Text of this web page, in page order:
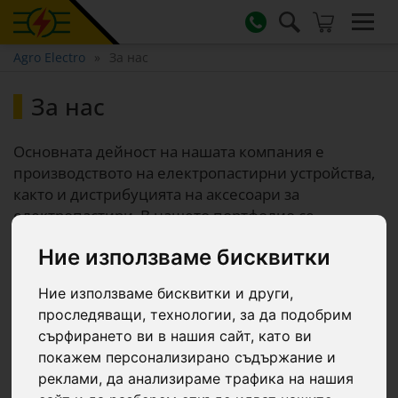
Ние използваме бисквитки
Ние използваме бисквитки и други,
проследяващи, технологии, за да подобрим
сърфирането ви в нашия сайт, като ви
покажем персонализирано съдържание и
реклами, да анализираме трафика на нашия
Agro Electro За нас
За нас
Основната дейност на нашата компания е
производството на електропастирни устройства,
както и дистрибуцията на аксесоари за
електропастири. В нашето портфолио се
соларни системи, въжета, шнурове и ленти,
допълнителни аксесоари.
Освен това предлагаме и оборудване, машини,
инструменти и консумативи, необходими за
животновъдството и управлението на